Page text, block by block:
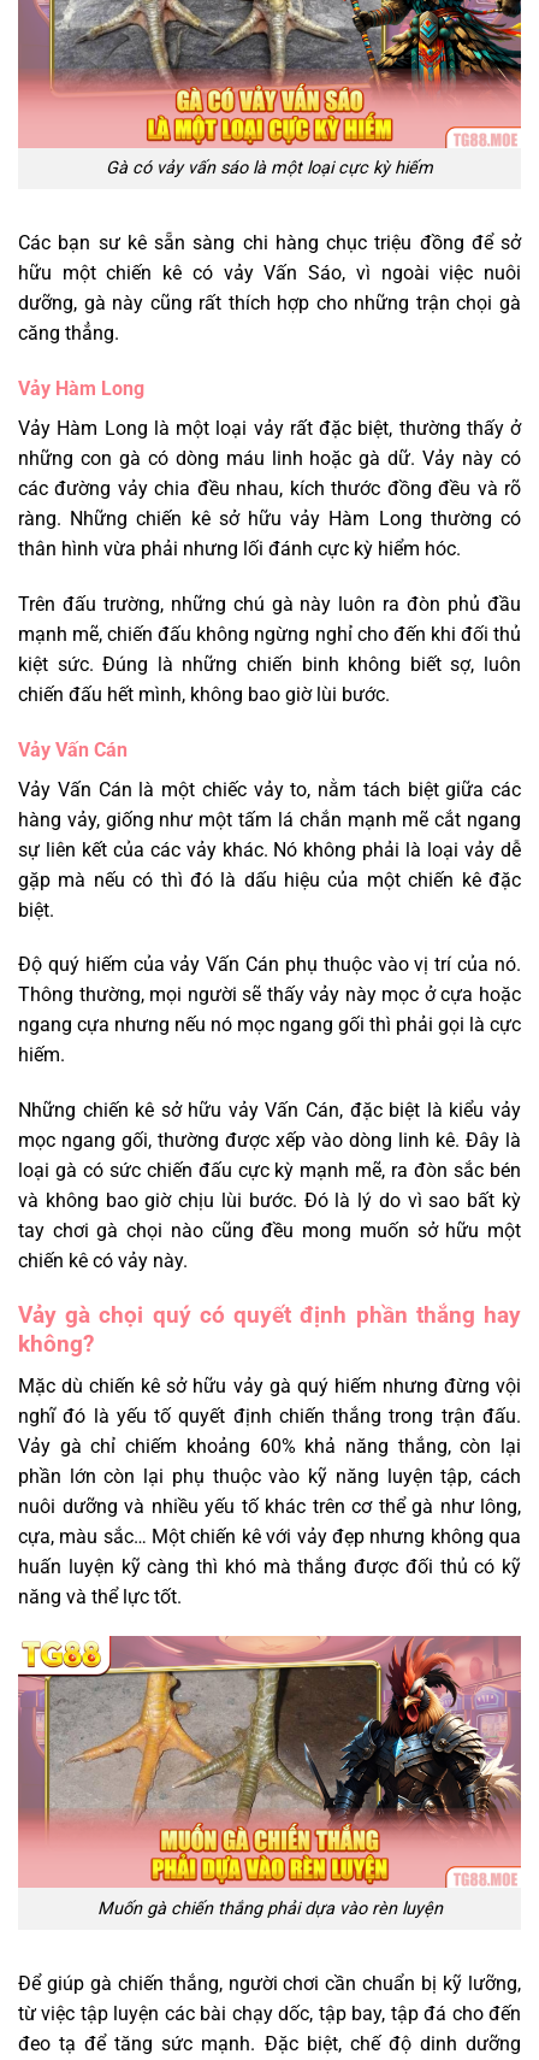
Gà có vảy vấn sáo là một loại cực kỳ hiếm
Các bạn sư kê sẵn sàng chi hàng chục triệu đồng để sở
hữu một chiến kê có vảy Vấn Sáo, vì ngoài việc nuôi
dưỡng, gà này cũng rất thích hợp cho những trận chọi gà
căng thẳng.
Vảy Hàm Long
Vảy Hàm Long là một loại vảy rất đặc biệt, thường thấy ở
những con gà có dòng máu linh hoặc gà dữ. Vảy này có
các đường vảy chia đều nhau, kích thước đồng đều và rõ
ràng. Những chiến kê sở hữu vảy Hàm Long thường có
thân hình vừa phải nhưng lối đánh cực kỳ hiểm hóc.
Trên đấu trường, những chú gà này luôn ra đòn phủ đầu
mạnh mẽ, chiến đấu không ngừng nghỉ cho đến khi đối thủ
kiệt sức. Đúng là những chiến binh không biết sợ, luôn
chiến đấu hết mình, không bao giờ lùi bước.
Vảy Vấn Cán
Vảy Vấn Cán là một chiếc vảy to, nằm tách biệt giữa các
hàng vảy, giống như một tấm lá chắn mạnh mẽ cắt ngang
sự liên kết của các vảy khác. Nó không phải là loại vảy dễ
gặp mà nếu có thì đó là dấu hiệu của một chiến kê đặc
biệt.
Độ quý hiếm của vảy Vấn Cán phụ thuộc vào vị trí của nó.
Thông thường, mọi người sẽ thấy vảy này mọc ở cựa hoặc
ngang cựa nhưng nếu nó mọc ngang gối thì phải gọi là cực
hiếm.
Những chiến kê sở hữu vảy Vấn Cán, đặc biệt là kiểu vảy
mọc ngang gối, thường được xếp vào dòng linh kê. Đây là
loại gà có sức chiến đấu cực kỳ mạnh mẽ, ra đòn sắc bén
và không bao giờ chịu lùi bước. Đó là lý do vì sao bất kỳ
tay chơi gà chọi nào cũng đều mong muốn sở hữu một
chiến kê có vảy này.
Vảy gà chọi quý có quyết định phần thắng hay
không?
Mặc dù chiến kê sở hữu vảy gà quý hiếm nhưng đừng vội
nghĩ đó là yếu tố quyết định chiến thắng trong trận đấu.
Vảy gà chỉ chiếm khoảng 60% khả năng thắng, còn lại
phần lớn còn lại phụ thuộc vào kỹ năng luyện tập, cách
nuôi dưỡng và nhiều yếu tố khác trên cơ thể gà như lông,
cựa, màu sắc… Một chiến kê với vảy đẹp nhưng không qua
huấn luyện kỹ càng thì khó mà thắng được đối thủ có kỹ
năng và thể lực tốt.
Muốn gà chiến thắng phải dựa vào rèn luyện
Để giúp gà chiến thắng, người chơi cần chuẩn bị kỹ lưỡng,
từ việc tập luyện các bài chạy dốc, tập bay, tập đá cho đến
đeo tạ để tăng sức mạnh. Đặc biệt, chế độ dinh dưỡng